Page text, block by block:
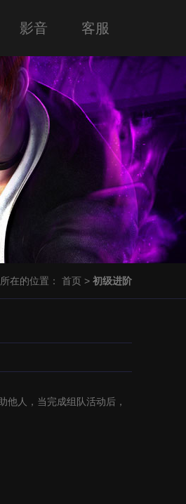
影音 客服
在的位置： 首页 > 初级进阶
人，当完成组队活动后，